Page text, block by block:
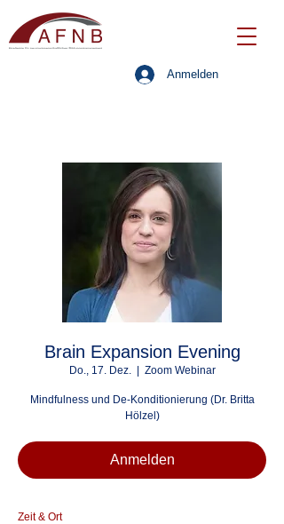
Anmelden
Brain Expansion Evening
Do., 17. Dez.
  |
Zoom Webinar
Mindfulness und De-Konditionierung (Dr. Britta
Hölzel)
Anmelden
Zeit & Ort